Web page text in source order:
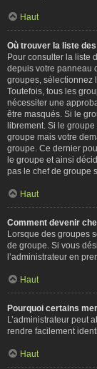
Haut
Où trouver la liste
Pour consulter la liste
depuis votre panneau
groupes, sélectionnez
Toutefois, tous les
nécessiter une
être masqués. Si le
librement. Si le
groupe mais votre
groupe. Ce dernier
le groupe et ainsi
pas le chef de groupe
Haut
Comment devenir
Lorsque des groupes
de groupe. Si vous
l’administrateur en
Haut
Pourquoi certains
L’administrateur peut
rendre facilement
Haut